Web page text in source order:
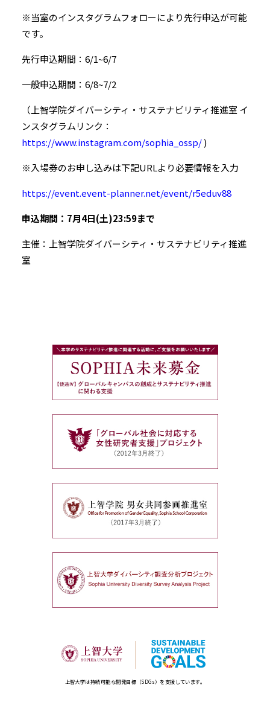
※当室のインスタグラムフォローにより先行申込が可能
です。
先行申込期間：6/1~6/7
一般申込期間：6/8~7/2
（上智学院ダイバーシティ・サステナビリティ推進室 イ
ンスタグラムリンク：
https://www.instagram.com/sophia_ossp/)
※入場券のお申し込みは下記URLより必要情報を入力
https://event.event-planner.net/event/r5eduv88
申込期間：7月4日(土)23:59まで
主催：上智学院ダイバーシティ・サステナビリティ推進
室
上智大学は持続可能な開発目標（SDGs）を支援しています。